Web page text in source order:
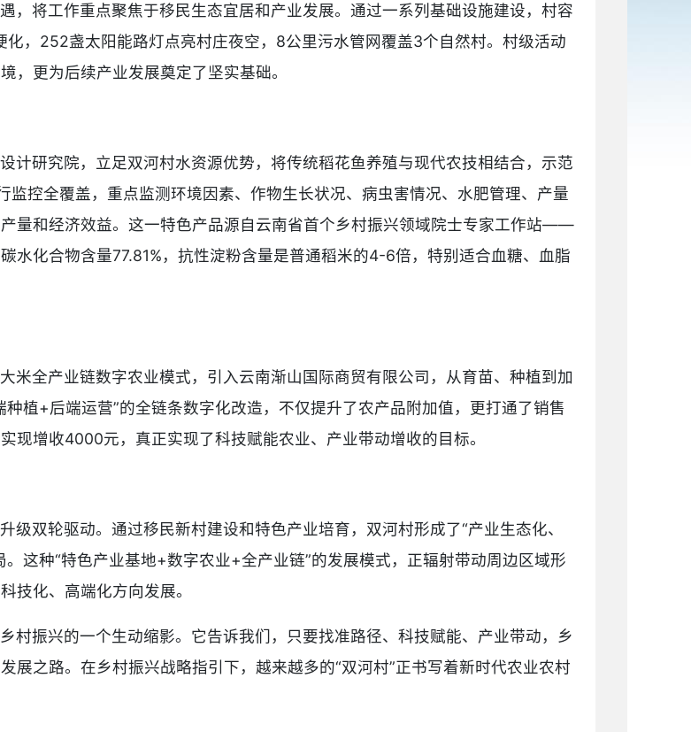
，将工作重点聚焦于移民生态宜居和产业发展。通过一系列基础设施建设，村容
，252盏太阳能路灯点亮村庄夜空，8公里污水管网覆盖3个自然村。村级活动
，更为后续产业发展奠定了坚实基础。
计研究院，立足双河村水资源优势，将传统稻花鱼养殖与现代农技相结合，示范
控全覆盖，重点监测环境因素、作物生长状况、病虫害情况、水肥管理、产量
量和经济效益。这一特色产品源自云南省首个乡村振兴领域院士专家工作站——
水化合物含量77.81%，抗性淀粉含量是普通稻米的4-6倍，特别适合血糖、血脂
米全产业链数字农业模式，引入云南渐山国际商贸有限公司，从育苗、种植到加
植+后端运营”的全链条数字化改造，不仅提升了农产品附加值，更打通了销售
现增收4000元，真正实现了科技赋能农业、产业带动增收的目标。
双轮驱动。通过移民新村建设和特色产业培育，双河村形成了“产业生态化、
这种“特色产业基地+数字农业+全产业链”的发展模式，正辐射带动周边区域形
技化、高端化方向发展。
村振兴的一个生动缩影。它告诉我们，只要找准路径、科技赋能、产业带动，乡
展之路。在乡村振兴战略指引下，越来越多的“双河村”正书写着新时代农业农村